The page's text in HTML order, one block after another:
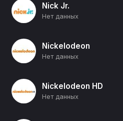
Nick Jr.
Нет данных
Nickelodeon
Нет данных
Nickelodeon HD
Нет данных